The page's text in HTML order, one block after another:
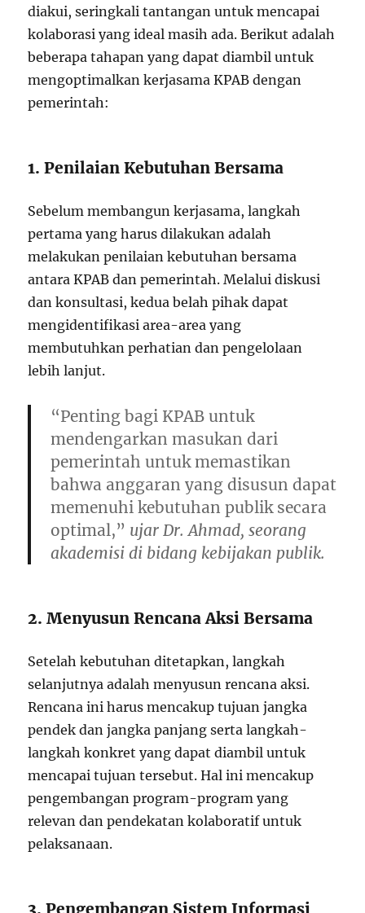
diakui, seringkali tantangan untuk mencapai
kolaborasi yang ideal masih ada. Berikut adalah
beberapa tahapan yang dapat diambil untuk
mengoptimalkan kerjasama KPAB dengan
pemerintah:
1. Penilaian Kebutuhan Bersama
Sebelum membangun kerjasama, langkah
pertama yang harus dilakukan adalah
melakukan penilaian kebutuhan bersama
antara KPAB dan pemerintah. Melalui diskusi
dan konsultasi, kedua belah pihak dapat
mengidentifikasi area-area yang
membutuhkan perhatian dan pengelolaan
lebih lanjut.
“Penting bagi KPAB untuk
mendengarkan masukan dari
pemerintah untuk memastikan
bahwa anggaran yang disusun dapat
memenuhi kebutuhan publik secara
optimal,” ujar Dr. Ahmad, seorang
akademisi di bidang kebijakan publik.
2. Menyusun Rencana Aksi Bersama
Setelah kebutuhan ditetapkan, langkah
selanjutnya adalah menyusun rencana aksi.
Rencana ini harus mencakup tujuan jangka
pendek dan jangka panjang serta langkah-
langkah konkret yang dapat diambil untuk
mencapai tujuan tersebut. Hal ini mencakup
pengembangan program-program yang
relevan dan pendekatan kolaboratif untuk
pelaksanaan.
3. Pengembangan Sistem Informasi